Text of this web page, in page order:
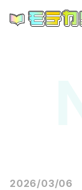
2026/03/06